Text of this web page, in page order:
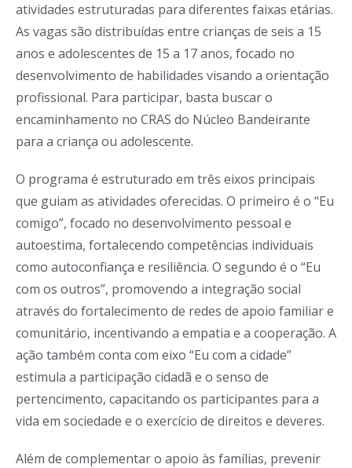
atividades estruturadas para diferentes faixas etárias.
As vagas são distribuídas entre crianças de seis a 15
anos e adolescentes de 15 a 17 anos, focado no
desenvolvimento de habilidades visando a orientação
profissional. Para participar, basta buscar o
encaminhamento no CRAS do Núcleo Bandeirante
para a criança ou adolescente.
O programa é estruturado em três eixos principais
que guiam as atividades oferecidas. O primeiro é o “Eu
comigo”, focado no desenvolvimento pessoal e
autoestima, fortalecendo competências individuais
como autoconfiança e resiliência. O segundo é o “Eu
com os outros”, promovendo a integração social
através do fortalecimento de redes de apoio familiar e
comunitário, incentivando a empatia e a cooperação. A
ação também conta com eixo “Eu com a cidade”
estimula a participação cidadã e o senso de
pertencimento, capacitando os participantes para a
vida em sociedade e o exercício de direitos e deveres.
Além de complementar o apoio às famílias, prevenir